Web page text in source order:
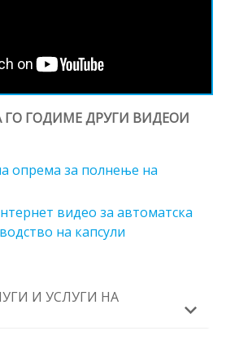
ГОДИМЕ ДРУГИ ВИДЕОИ
опрема за полнење на
видео за автоматска
на капсули
И УСЛУГИ НА